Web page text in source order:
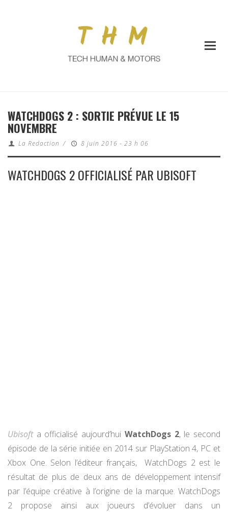
WATCHDOGS 2 : SORTIE PRÉVUE LE 15
NOVEMBRE
La Redaction / 8 juin 2016 - 23 h 06
WATCHDOGS 2 OFFICIALISÉ PAR UBISOFT
Ubisofta officialisé aujourd’hui WatchDogs 2, le second
épisode de la série initiée en 2014 sur PlayStation 4, PC et
Xbox One. Selon l’éditeur français, WatchDogs 2 est le
résultat de plus de deux ans de développement intensif
par l’équipe créative à l’origine de la marque. WatchDogs
2 propose ainsi aux joueurs d’évoluer dans un